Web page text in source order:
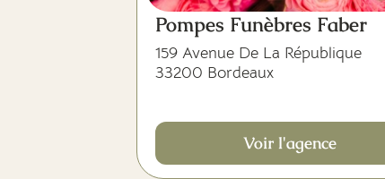
Pompes Funèbres Faber
159 Avenue De La République
33200 Bordeaux
Voir l'agence